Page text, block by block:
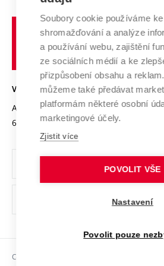
Systém zajišťování kvality výzkumu
Výzkumné infrastruktury
Transfer znalostí
Open Science
Projekty
Projekty ze strukturálních fondů
Specifický výzkum
Spolupráce se školami
Služby univerzity
Mezinárodní dohody
Univerzitní sítě
Profil univerzity
Udržitelná univerzita
Podnikavá univerzita / ContriBUTe
Bezpečná univerzita
Vyznamenání
Organizační struktura
Ochrana osobních údajů
odkaz)
Sociální bezpečí
VYSOKÉ UČENÍ TECHNICKÉ V BRNĚ
Antonínská 548/1
602 00 Brno
www.vut.cz
vut@vutbr.cz
Copyright © 2026 VUT
Soubory cookie používáme ke
shromažďování a analýze
a používání webu, zajištění
ze sociálních médií a ke
přizpůsobení obsahu a
můžeme také předávat
platformám některé osobní
marketingové účely.
Zjistit více
POVOLIT VŠE
Nastavení
Povolit pouze